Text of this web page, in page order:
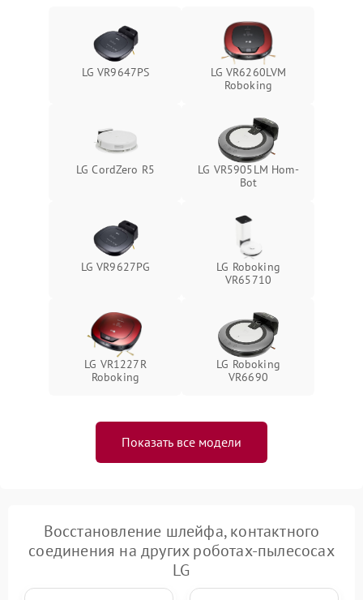
LG VR9647PS
LG VR6260LVM
Roboking
LG CordZero R5
LG VR5905LM Hom-
Bot
LG VR9627PG
LG Roboking
VR65710
LG VR1227R
Roboking
LG Roboking
VR6690
Показать все модели
Восстановление шлейфа, контактного
соединения на других роботах-пылесосах
LG